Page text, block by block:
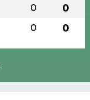
0 0
0 0